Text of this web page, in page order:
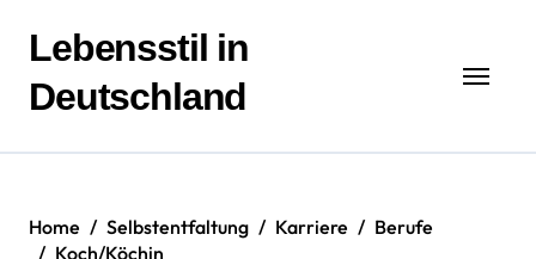
Inhalt
springen
Lebensstil in
Deutschland
Home Selbstentfaltung Karriere
Berufe
Koch/Köchin